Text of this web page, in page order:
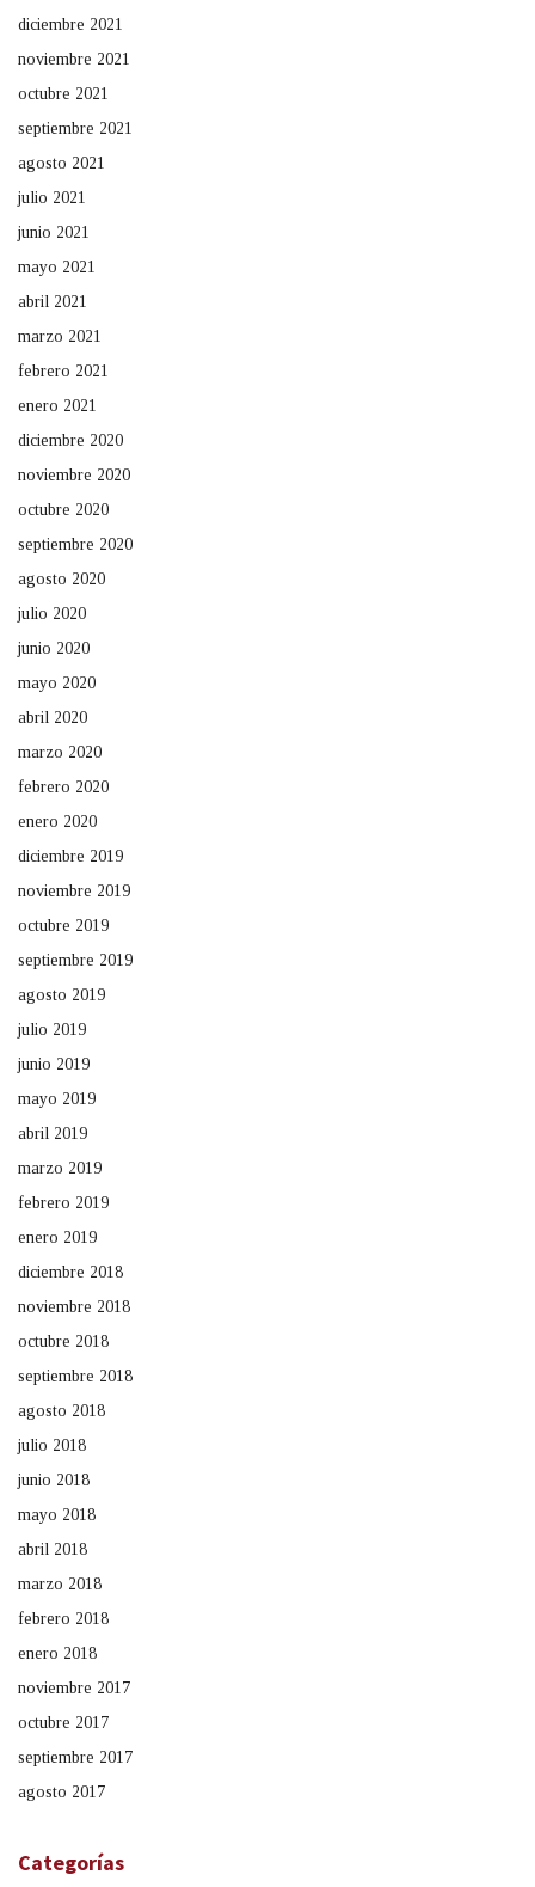
diciembre 2021
noviembre 2021
octubre 2021
septiembre 2021
agosto 2021
julio 2021
junio 2021
mayo 2021
abril 2021
marzo 2021
febrero 2021
enero 2021
diciembre 2020
noviembre 2020
octubre 2020
septiembre 2020
agosto 2020
julio 2020
junio 2020
mayo 2020
abril 2020
marzo 2020
febrero 2020
enero 2020
diciembre 2019
noviembre 2019
octubre 2019
septiembre 2019
agosto 2019
julio 2019
junio 2019
mayo 2019
abril 2019
marzo 2019
febrero 2019
enero 2019
diciembre 2018
noviembre 2018
octubre 2018
septiembre 2018
agosto 2018
julio 2018
junio 2018
mayo 2018
abril 2018
marzo 2018
febrero 2018
enero 2018
noviembre 2017
octubre 2017
septiembre 2017
agosto 2017
Categorías